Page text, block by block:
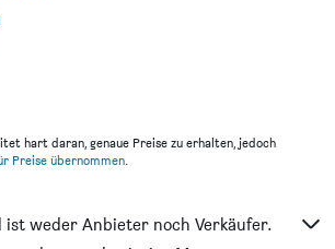
hart daran, genaue Preise zu erhalten, jedoch
Preise übernommen.
ist weder Anbieter noch Verkäufer.